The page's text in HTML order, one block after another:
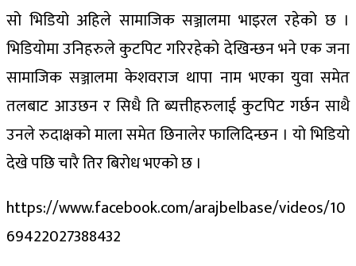
सो भिडियो अहिले सामाजिक सञ्जालमा भाइरल रहेको छ ।
भिडियोमा उनिहरुले कुटपिट गरिरहेको देखिन्छन भने एक जना
सामाजिक सञ्जालमा केशवराज थापा नाम भएका युवा समेत
तलबाट आउछन र सिधै ति ब्यत्तीहरुलाई कुटपिट गर्छन साथै
उनले रुदाक्षको माला समेत छिनालेर फालिदिन्छन । यो भिडियो
देखे पछि चारै तिर बिरोध भएको छ ।
https://www.facebook.com/arajbelbase/videos/10
69422027388432